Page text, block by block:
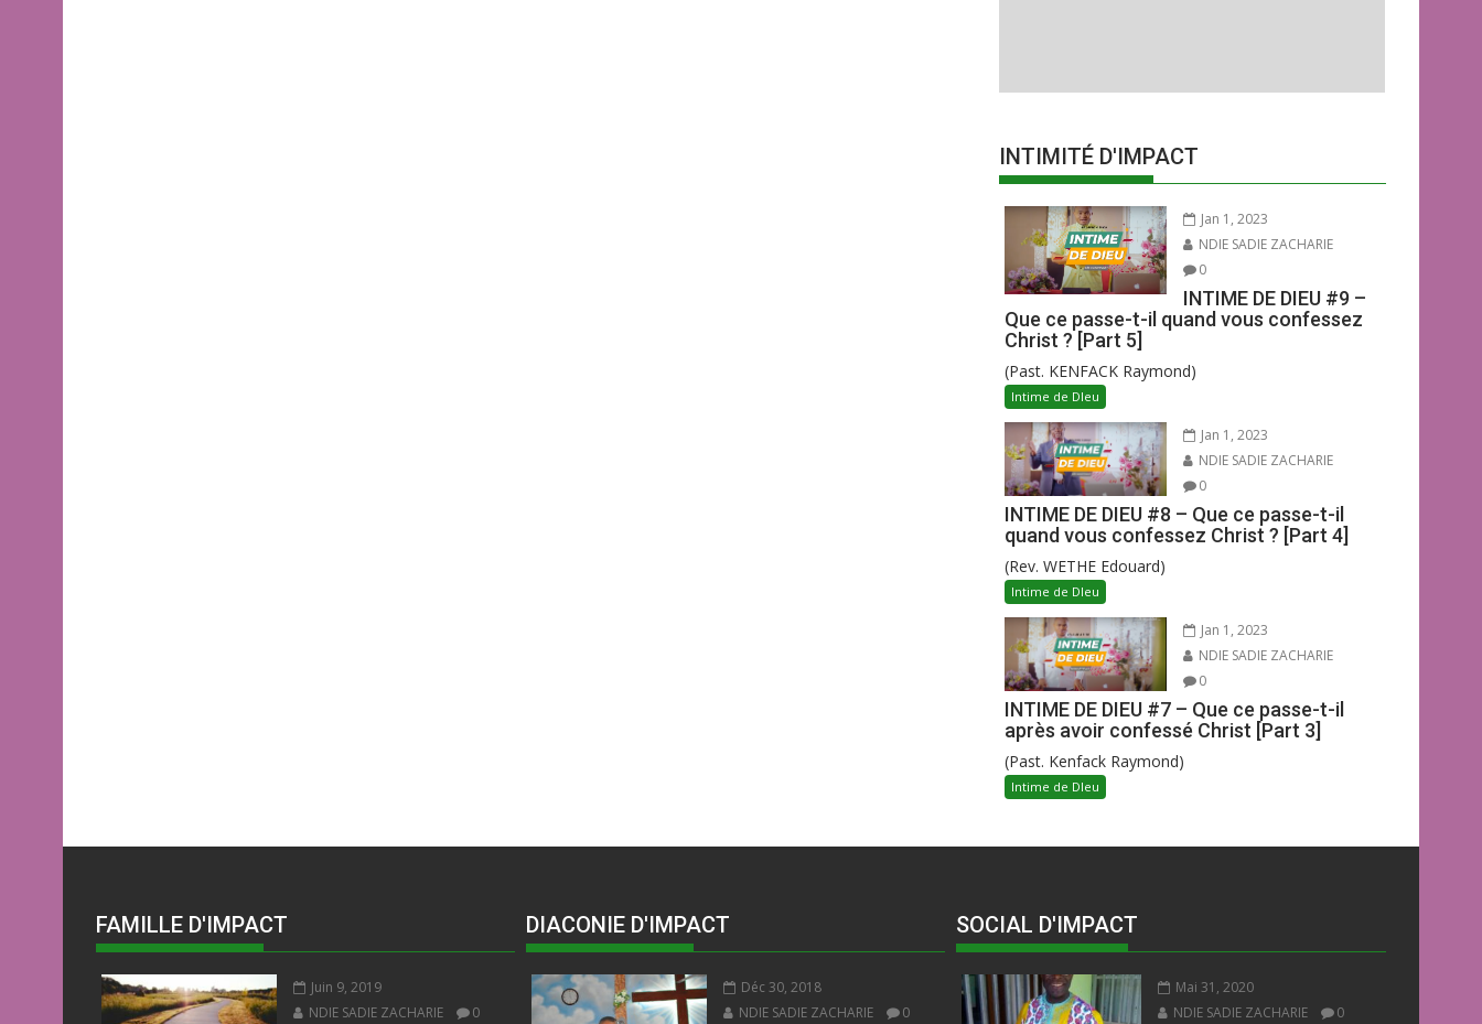
INTIMITÉ D'IMPACT
Jan 1, 2023
NDIE SADIE ZACHARIE
0
INTIME DE DIEU #9 –
Que ce passe-t-il quand vous confessez
Christ ? [Part 5]
(Past. KENFACK Raymond)
Intime de DIeu
Jan 1, 2023
NDIE SADIE ZACHARIE
0
INTIME DE DIEU #8 – Que ce passe-t-il
quand vous confessez Christ ? [Part 4]
(Rev. WETHE Edouard)
Intime de DIeu
Jan 1, 2023
NDIE SADIE ZACHARIE
0
INTIME DE DIEU #7 – Que ce passe-t-il
après avoir confessé Christ [Part 3]
(Past. Kenfack Raymond)
Intime de DIeu
FAMILLE D'IMPACT
Juin 9, 2019
NDIE SADIE ZACHARIE
0
DIACONIE D'IMPACT
Déc 30, 2018
NDIE SADIE ZACHARIE
0
SOCIAL D'IMPACT
Mai 31, 2020
NDIE SADIE ZACHARIE
0